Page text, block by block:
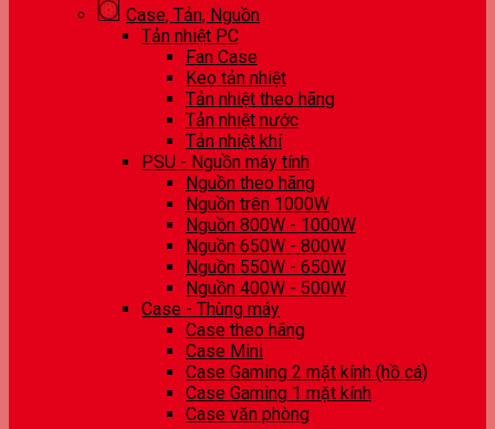
Case, Tản, Nguồn
Tản nhiệt PC
Fan Case
Keo tản nhiệt
Tản nhiệt theo hãng
Tản nhiệt nước
Tản nhiệt khí
PSU - Nguồn máy tính
Nguồn theo hãng
Nguồn trên 1000W
Nguồn 800W - 1000W
Nguồn 650W - 800W
Nguồn 550W - 650W
Nguồn 400W - 500W
Case - Thùng máy
Case theo hãng
Case Mini
Case Gaming 2 mặt kính (hồ cá)
Case Gaming 1 mặt kính
Case văn phòng